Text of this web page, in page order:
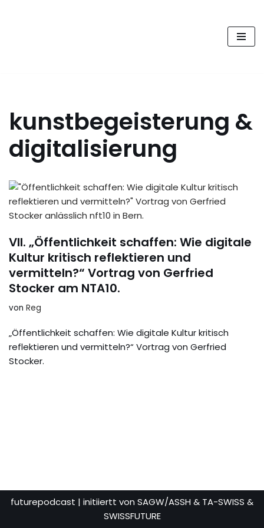
kunstbegeisterung &
digitalisierung
VII. „Öffentlichkeit schaffen: Wie digitale
Kultur kritisch reflektieren und
vermitteln?“ Vortrag von Gerfried
Stocker am NTA10.
von Reg
„Öffentlichkeit schaffen: Wie digitale Kultur kritisch
reflektieren und vermitteln?“ Vortrag von Gerfried
Stocker.
futurepodcast | initiiertt von SAGW/ASSH & TA-SWISS &
SWISSFUTURE